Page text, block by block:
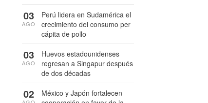
Perú lidera en Sudamérica el
crecimiento del consumo per
cápita de pollo
03
AGO
Huevos estadounidenses
regresan a Singapur después
de dos décadas
03
AGO
México y Japón fortalecen
02